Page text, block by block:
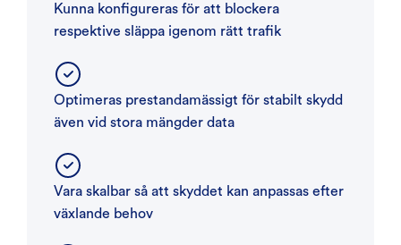
Kunna konfigureras för att blockera
respektive släppa igenom rätt trafik
Optimeras prestandamässigt för stabilt skydd
även vid stora mängder data
Vara skalbar så att skyddet kan anpassas efter
växlande behov